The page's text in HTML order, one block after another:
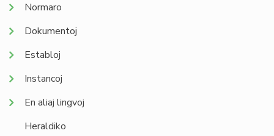
Normaro
Dokumentoj
Establoj
Instancoj
En aliaj lingvoj
Heraldiko